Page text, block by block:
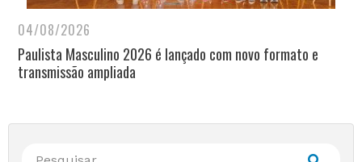
04/08/2026
Paulista Masculino 2026 é lançado com novo formato e
transmissão ampliada